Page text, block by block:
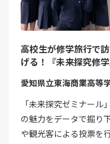
高校生が修学旅行で
げる！『未来探究修学
愛知県立東海商業高等
「未来探究ゼミナー
の魅力をデータで掘り
や観光客による投票を